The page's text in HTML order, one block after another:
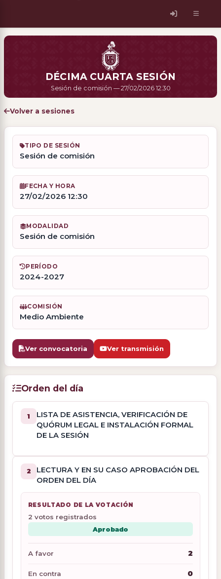
DÉCIMA CUARTA SESIÓN
Sesión de comisión — 27/02/2026 12:30
Volver a sesiones
TIPO DE SESIÓN
Sesión de comisión
FECHA Y HORA
27/02/2026 12:30
MODALIDAD
Sesión de comisión
PERÍODO
2024-2027
COMISIÓN
Medio Ambiente
Ver convocatoria Ver transmisión
Orden del día
1
LISTA DE ASISTENCIA, VERIFICACIÓN DE
QUÓRUM LEGAL E INSTALACIÓN FORMAL
DE LA SESIÓN
2
LECTURA Y EN SU CASO APROBACIÓN DEL
ORDEN DEL DÍA
RESULTADO DE LA VOTACIÓN
2 votos registrados
Aprobado
A favor 2
En contra 0